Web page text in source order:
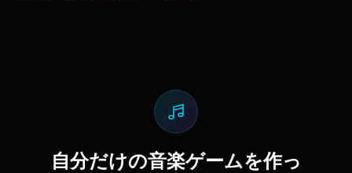
自分だけの音楽ゲームを作っ